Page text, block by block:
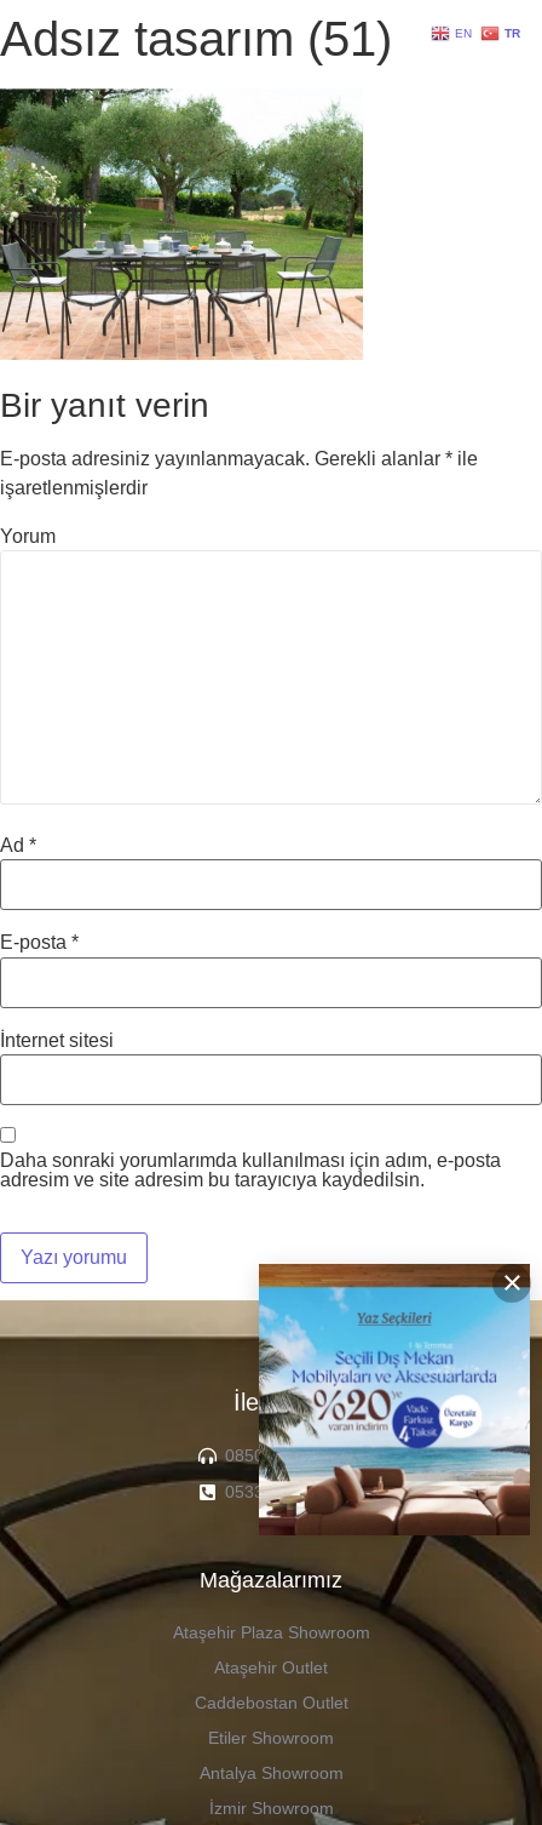
×
Adsız tasarım (51)
Bir yanıt verin
E-posta adresiniz yayınlanmayacak. Gerekli alanlar * ile
işaretlenmişlerdir
Yorum
Ad *
E-posta *
İnternet sitesi
Daha sonraki yorumlarımda kullanılması için adım, e-posta
adresim ve site adresim bu tarayıcıya kaydedilsin.
İletişim
0850 307 04 22
0533 336 71 13
Mağazalarımız
Ataşehir Plaza Showroom
Ataşehir Outlet
Caddebostan Outlet
Etiler Showroom
Antalya Showroom
İzmir Showroom
EN TR